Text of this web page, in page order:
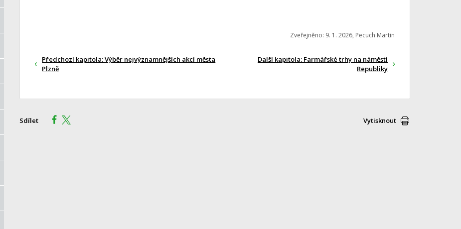
Zveřejněno: 9. 1. 2026, Pecuch Martin
Předchozí kapitola: Výběr nejvýznamnějších akcí města
Plzně
Další kapitola: Farmářské trhy na náměstí
Republiky
Sdílet Vytisknout